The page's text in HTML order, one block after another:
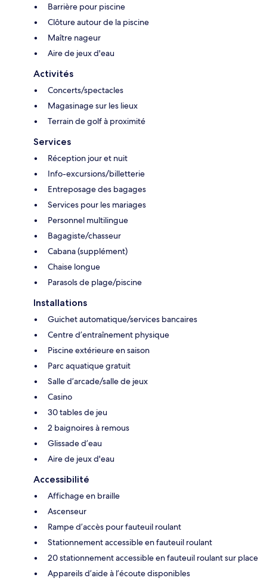
Barrière pour piscine
Clôture autour de la piscine
Maître nageur
Aire de jeux d'eau
Activités
Concerts/spectacles
Magasinage sur les lieux
Terrain de golf à proximité
Services
Réception jour et nuit
Info-excursions/billetterie
Entreposage des bagages
Services pour les mariages
Personnel multilingue
Bagagiste/chasseur
Cabana (supplément)
Chaise longue
Parasols de plage/piscine
Installations
Guichet automatique/services bancaires
Centre d’entraînement physique
Piscine extérieure en saison
Parc aquatique gratuit
Salle d’arcade/salle de jeux
Casino
30 tables de jeu
2 baignoires à remous
Glissade d’eau
Aire de jeux d'eau
Accessibilité
Affichage en braille
Ascenseur
Rampe d’accès pour fauteuil roulant
Stationnement accessible en fauteuil roulant
20 stationnement accessible en fauteuil roulant sur place
Appareils d’aide à l’écoute disponibles